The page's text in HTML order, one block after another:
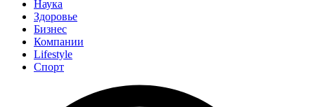
Наука
Здоровье
Бизнес
Компании
Lifestyle
Спорт